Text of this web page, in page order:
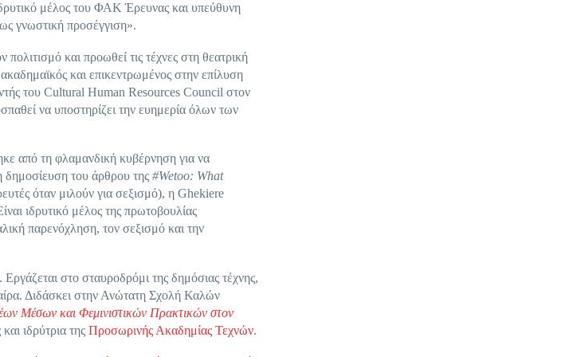
μέλος του ΦΑΚ Έρευνας και υπεύθυνη
γνωστική προσέγγιση».
και προωθεί τις τέχνες στη θεατρική
και επικεντρωμένος στην επίλυση
του Cultural Human Resources Council στον
να υποστηρίζει την ευημερία όλων των
από τη φλαμανδική κυβέρνηση για να
δημοσίευση του άρθρου της #Wetoo: What
όταν μιλούν για σεξισμό), η Ghekiere
ιδρυτικό μέλος της πρωτοβουλίας
παρενόχληση, τον σεξισμό και την
Εργάζεται στο σταυροδρόμι της δημόσιας τέχνης,
Διδάσκει στην Ανώτατη Σχολή Καλών
Μέσων και Φεμινιστικών Πρακτικών στον
ιδρύτρια της Προσωρινής Ακαδημίας Τεχνών.